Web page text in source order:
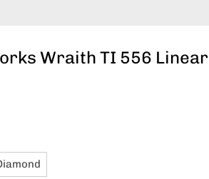
Wraith TI 556 Linear